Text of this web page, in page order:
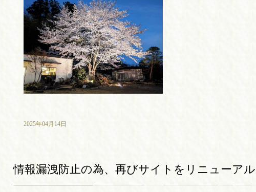
2025年04月14日
情報漏洩防止の為、再びサイトをリニューアル